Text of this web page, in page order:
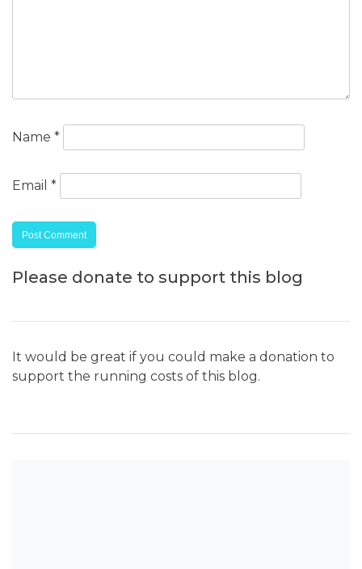
Name *
Email *
Please donate to support this blog
It would be great if you could make a donation to
support the running costs of this blog.